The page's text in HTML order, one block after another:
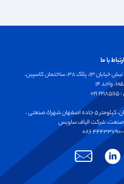
ارتباط با ما
تهران، ولنجک، نبش خیابان ۱۳، پلاک ۳۸، ساختمان کاسپین،
۱۴
۰۲۱
استان مرکزی،دليجان، كيلومتر ۵ جاده اصفهان شهرك صنعتی ،
شركت الياف ساويس